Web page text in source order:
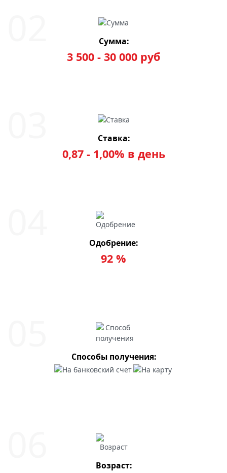
Сумма:
3 500 - 30 000 руб
Ставка:
0,87 - 1,00% в день
Одобрение:
92 %
Способы получения:
Возраст: